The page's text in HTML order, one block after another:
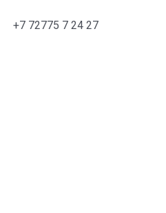
+7 72775 7 24 27